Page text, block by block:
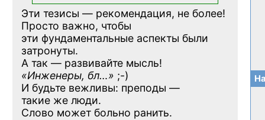
Эти тезисы — рекомендация, не более!
Просто важно, чтобы
эти фундаментальные аспекты были
затронуты.
А так — развивайте мысль!
«Инженеры, бл…» ;-)
И будьте вежливы: преподы —
такие же люди.
Слово может больно ранить.